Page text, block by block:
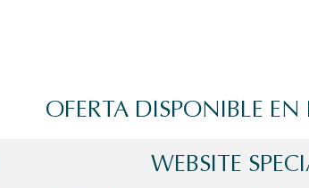
OFERTA DISPONIBLE
WEBSITE